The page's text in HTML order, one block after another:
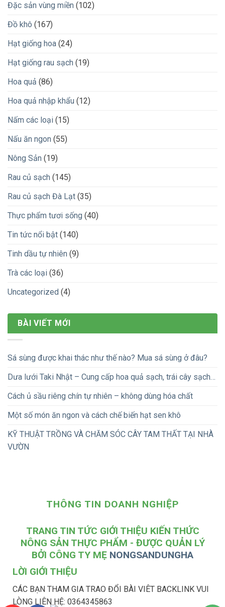
Đặc sản vùng miền (102)
Đồ khô (167)
Hạt giống hoa (24)
Hạt giống rau sạch (19)
Hoa quả (86)
Hoa quả nhập khẩu (12)
Nấm các loại (15)
Nấu ăn ngon (55)
Nông Sản (19)
Rau củ sạch (145)
Rau củ sạch Đà Lạt (35)
Thực phẩm tươi sống (40)
Tin tức nổi bật (140)
Tinh dầu tự nhiên (9)
Trà các loại (36)
Uncategorized (4)
BÀI VIẾT MỚI
Sá sùng được khai thác như thế nào? Mua sá sùng ở đâu?
Dưa lưới Taki Nhật – Cung cấp hoa quả sạch, trái cây sạch…
Cách ủ sầu riêng chín tự nhiên – không dùng hóa chất
Một số món ăn ngon và cách chế biến hạt sen khô
KỸ THUẬT TRỒNG VÀ CHĂM SÓC CÂY TAM THẤT TẠI NHÀ
VƯỜN
THÔNG TIN DOANH NGHIỆP
TRANG TIN TỨC GIỚI THIỆU KIẾN THỨC
NÔNG SẢN THỰC PHẨM - ĐƯỢC QUẢN LÝ
BỞI CÔNG TY MẸ NONGSANDUNGHA
LỜI GIỚI THIỆU
CÁC BẠN THAM GIA TRAO ĐỔI BÀI VIÊT BACKLINK VUI
LÒNG LIÊN HỆ: 0364345863